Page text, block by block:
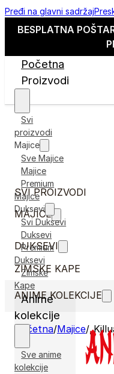
Pređi na glavni sadržaj
BESPLATNA
Početna
Proizvodi
Svi
proizvodi
Majice
Sve Majice
Majice
Premium
Majice
Duksevi
Svi Duksevi
Duksevi
Premium
Duksevi
Zimske
Kape
Anime
kolekcije
Sve anime
kolekcije
SVI PROIZVODI
MAJICE
DUKSEVI
ZIMSKE KAPE
ANIME KOLEKCIJE
Početna/Majice/